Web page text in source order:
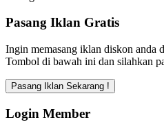
Pasang Iklan Gratis
Ingin memasang iklan diskon anda
Tombol di bawah ini dan silahkan
Login Member